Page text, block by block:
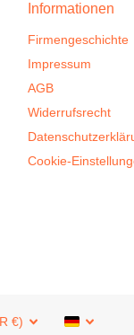
Informationen
Firmengeschichte
Impressum
AGB
Widerrufsrecht
Cookie-
€)